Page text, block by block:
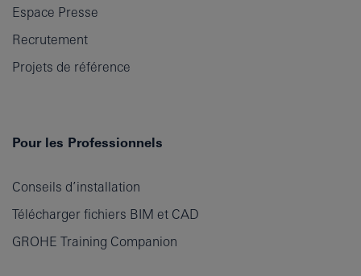
Espace Presse
Recrutement
Projets de référence
Pour les Professionnels
Conseils d’installation
Télécharger fichiers BIM et CAD
GROHE Training Companion